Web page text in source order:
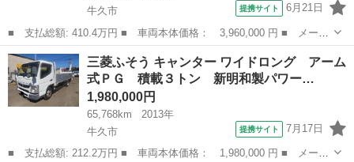
牛久市
提携サイト 6月21日
■ 支払総額: 410.4万円 ■ 車両本体価格： 3,960,000 円 ■ メーカ
ー名： いすゞ ■ 車種名： フォワード ■ グレード名： ダン
プ 極東Ｌゲート積載３６５０Ｋｇ 極東製ＤＤ０４－５３Ａ型、Ｌ
ゲート・電...
茨城 牛久市 その他
三菱ふそう キャンター ワイドロング アーム
式ＰＧ 積載３トン 新明和製パワー…
1,980,000円
65,768km
2013年
牛久市
提携サイト 7月17日
■ 支払総額: 212.2万円 ■ 車両本体価格： 1,980,000 円 ■ メーカ